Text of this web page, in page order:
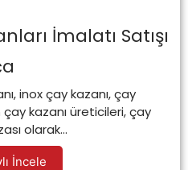
İmalatı Satışı
inox çay kazanı, çay
kazanı üreticileri, çay
olarak...
İncele